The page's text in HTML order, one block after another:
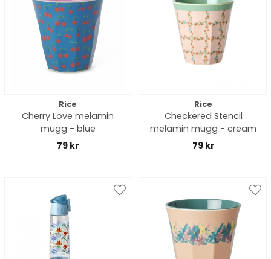
Rice
Cherry Love melamin
mugg - blue
79 kr
Rice
Checkered Stencil
melamin mugg - cream
79 kr